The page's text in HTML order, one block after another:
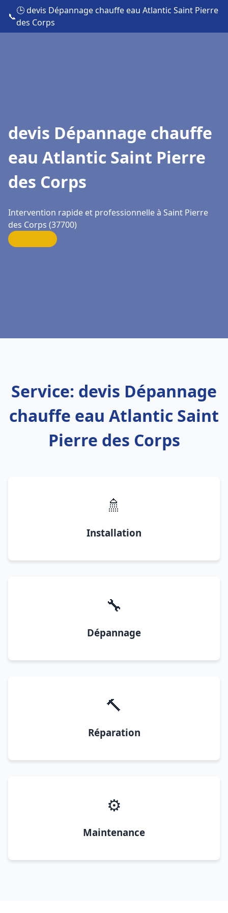
📞
🕒 devis Dépannage chauffe eau Atlantic Saint Pierre
des Corps
devis Dépannage chauffe
eau Atlantic Saint Pierre
des Corps
Intervention rapide et professionnelle à Saint Pierre
des Corps (37700)
Service: devis Dépannage
chauffe eau Atlantic Saint
Pierre des Corps
🚿
Installation
🔧
Dépannage
🔨
Réparation
⚙️
Maintenance